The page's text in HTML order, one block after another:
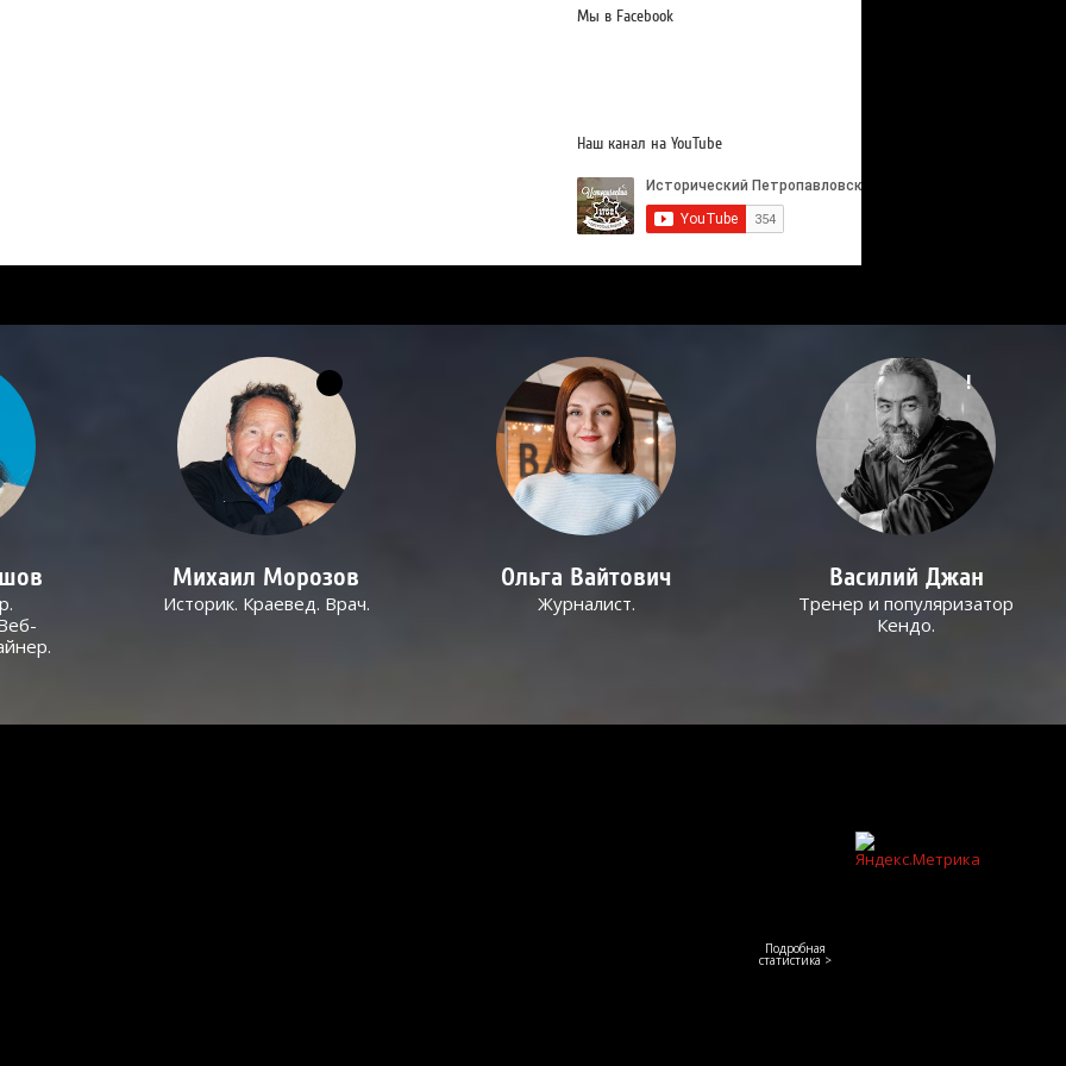
Мы в Facebook
Наш канал на YouTube
Михаил Морозов
Историк. Краевед. Врач.
Ольга Вайтович
Журналист.
!
Василий Джан
Тренер и популяризатор
Кендо.
Подробная
статистика >